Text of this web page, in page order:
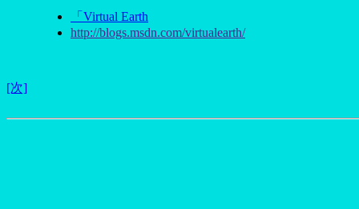
「Virtual Earth
http://blogs.msdn.com/virtualearth/
[次]